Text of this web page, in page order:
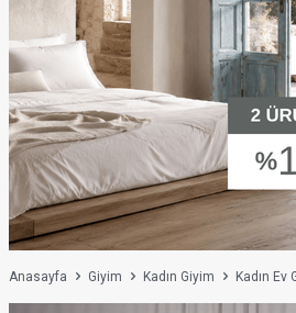
Anasayfa Giyim Kadın Giyim Kadın Ev